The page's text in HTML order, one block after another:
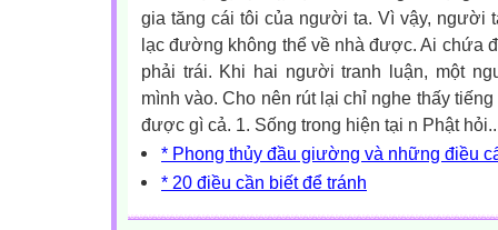
gia tăng cái tôi của người ta. Vì vậy, người
lạc đường không thể về nhà được. Ai chứa
phải trái. Khi hai người tranh luận, một
mình vào. Cho nên rút lại chỉ nghe thấy
được gì cả. 1. Sống trong hiện tại n Phật
* Phong thủy đầu giường và những điều
* 20 điều cần biết để tránh